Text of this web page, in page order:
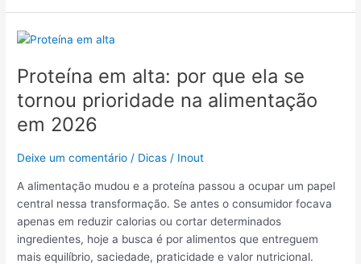
Proteína em alta: por que ela se
tornou prioridade na alimentação
em 2026
Deixe um comentário / Dicas / Inout
A alimentação mudou e a proteína passou a ocupar um papel
central nessa transformação. Se antes o consumidor focava
apenas em reduzir calorias ou cortar determinados
ingredientes, hoje a busca é por alimentos que entreguem
mais equilíbrio, saciedade, praticidade e valor nutricional.
Proteína
alta:
que
ela
tornou
prioridade
em
2026